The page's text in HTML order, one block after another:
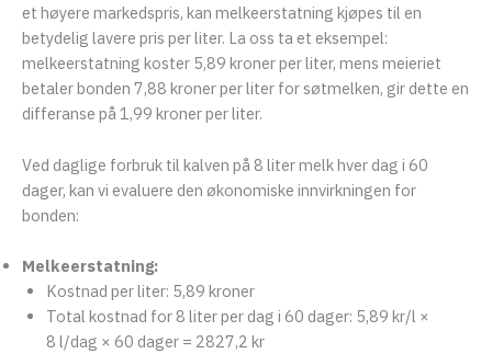
et høyere markedspris, kan melkeerstatning kjøpes til en
betydelig lavere pris per liter. La oss ta et eksempel:
melkeerstatning koster 5,89 kroner per liter, mens meieriet
betaler bonden 7,88 kroner per liter for søtmelken, gir dette en
differanse på 1,99 kroner per liter.
Ved daglige forbruk til kalven på 8 liter melk hver dag i 60
dager, kan vi evaluere den økonomiske innvirkningen for
bonden:
Melkeerstatning:
Kostnad per liter: 5,89 kroner
Total kostnad for 8 liter per dag i 60 dager: 5,89 kr/l ×
8 l/dag × 60 dager = 2827,2 kr